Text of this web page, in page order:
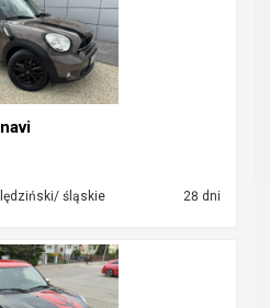
śląskie 28 dni